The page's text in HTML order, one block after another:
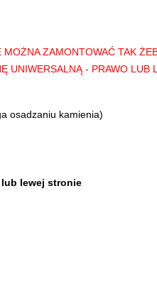
ZAMONTOWAĆ TAK
UNIWERSALNĄ - PRAWO LUB
osadzaniu kamienia)
lewej stronie